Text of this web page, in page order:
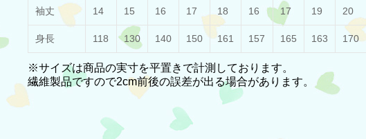
袖丈 14 15 16 17 18 16 17 19 20
身長 118 130 140 150 161 157 165 163 170
※サイズは商品の実寸を平置きで計測しております。
繊維製品ですので2cm前後の誤差が出る場合があります。